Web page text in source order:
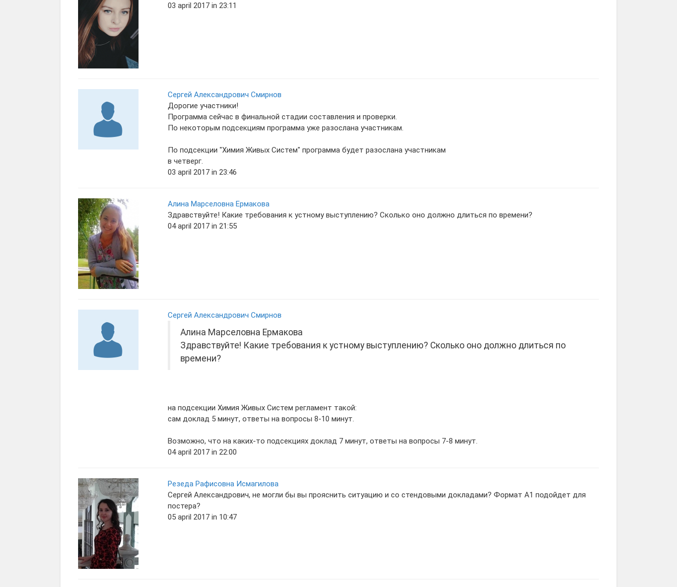
03 april 2017 in 23:11
Сергей Александрович Смирнов
Дорогие участники!
Программа сейчас в финальной стадии составления и проверки.
По некоторым подсекциям программа уже разослана участникам.
По подсекции "Химия Живых Систем" программа будет разослана участникам
в четверг.
03 april 2017 in 23:46
Алина Марселовна Ермакова
Здравствуйте! Какие требования к устному выступлению? Сколько оно должно длиться по времени?
04 april 2017 in 21:55
Сергей Александрович Смирнов
Алина Марселовна Ермакова
Здравствуйте! Какие требования к устному выступлению? Сколько оно должно длиться по
времени?
на подсекции Химия Живых Систем регламент такой:
сам доклад 5 минут, ответы на вопросы 8-10 минут.
Возможно, что на каких-то подсекциях доклад 7 минут, ответы на вопросы 7-8 минут.
04 april 2017 in 22:00
Резеда Рафисовна Исмагилова
Сергей Александрович, не могли бы вы прояснить ситуацию и со стендовыми докладами? Формат А1 подойдет для
постера?
05 april 2017 in 10:47